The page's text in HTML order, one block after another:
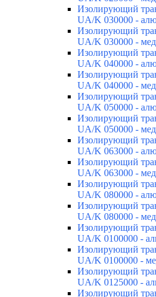
Изолирующий
UA/K 030000 -
Изолирующий
UA/K 030000 -
Изолирующий
UA/K 040000 -
Изолирующий
UA/K 040000 -
Изолирующий
UA/K 050000 -
Изолирующий
UA/K 050000 -
Изолирующий
UA/K 063000 -
Изолирующий
UA/K 063000 -
Изолирующий
UA/K 080000 -
Изолирующий
UA/K 080000 -
Изолирующий
UA/K 0100000 -
Изолирующий
UA/K 0100000 -
Изолирующий
UA/K 0125000 -
Изолирующий